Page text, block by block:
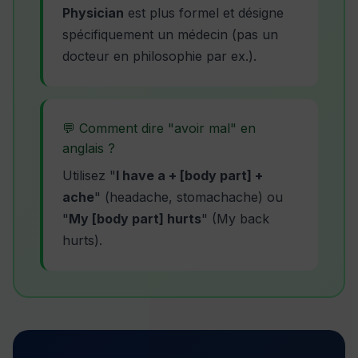
Physician est plus formel et désigne
spécifiquement un médecin (pas un
docteur en philosophie par ex.).
💬 Comment dire "avoir mal" en
anglais ?
Utilisez "I have a + [body part] +
ache" (headache, stomachache) ou
"My [body part] hurts" (My back
hurts).